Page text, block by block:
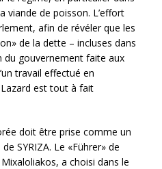
viande de poisson. L’effort
afin de révéler que les
de la dette – incluses dans
du gouvernement faite aux
travail effectué en
est tout à fait
doit être prise comme un
SYRIZA. Le «Führer» de
a choisi dans le